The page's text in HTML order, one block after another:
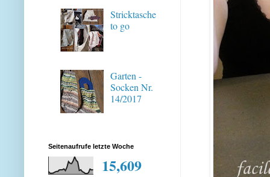
Stricktasche
to go
Garten -
Socken Nr.
14/2017
Seitenaufrufe letzte Woche
15,609